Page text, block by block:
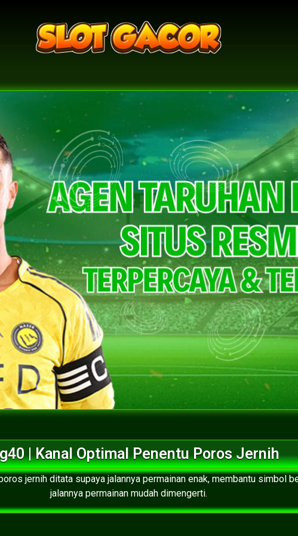
| Kanal Optimal Penentu Poros Jernih
jernih ditata supaya jalannya permainan enak, membantu simbol
jalannya permainan mudah dimengerti.